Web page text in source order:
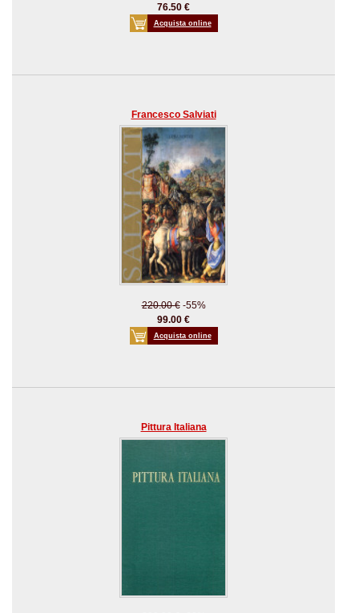
76.50 €
Acquista online
Francesco Salviati
220.00 €-55%
99.00 €
Acquista online
Pittura Italiana